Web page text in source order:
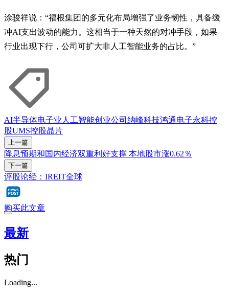
涂骏祥说：“福根集团的多元化布局增强了业务韧性，具备缓
冲AI支出波动的能力。这相当于一种天然的对冲手段，如果
行业出现下行，公司可扩大非人工智能业务的占比。”
AI半导体电子业 人工智能创业公司 纳峰科技鸿通电子永科控
股UMS控股晶片
上一篇
降息预期和国内经济双重利好支撑 本地股市涨0.62％
下一篇
评股论经：IREIT全球
购买此文章
最新
热门
Loading...